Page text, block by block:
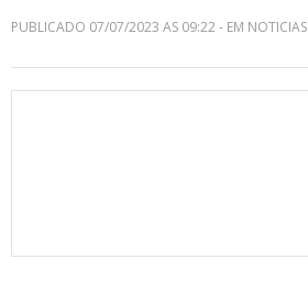
PUBLICADO 07/07/2023 AS 09:22 - EM NOTICIAS